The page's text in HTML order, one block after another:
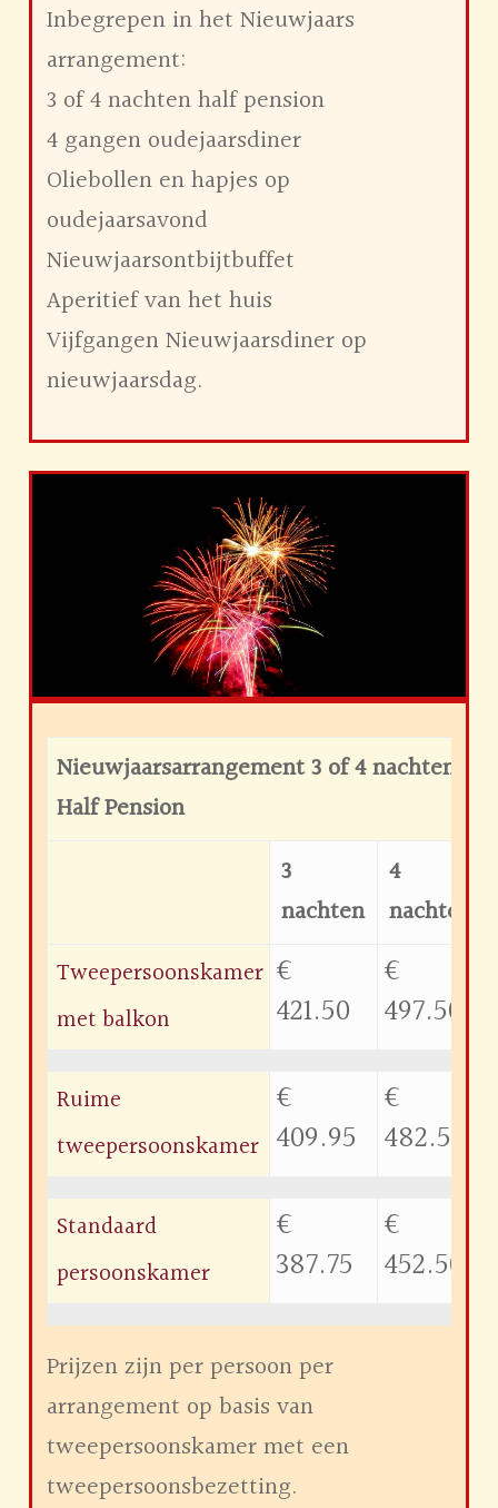
Inbegrepen in het Nieuwjaars
arrangement:
3 of 4 nachten half pension
4 gangen oudejaarsdiner
Oliebollen en hapjes op
oudejaarsavond
Nieuwjaarsontbijtbuffet
Aperitief van het huis
Vijfgangen Nieuwjaarsdiner op
nieuwjaarsdag.
Nieuwjaarsarrangement 3 of 4 nachten
Half Pension
3
nachten
4
nachten
Tweepersoonskamer
met balkon
€
421.50
€
497.50
Ruime
tweepersoonskamer
€
409.95
€
482.50
Standaard
persoonskamer
€
387.75
€
452.50
Prijzen zijn per persoon per
arrangement op basis van
tweepersoonskamer met een
tweepersoonsbezetting.